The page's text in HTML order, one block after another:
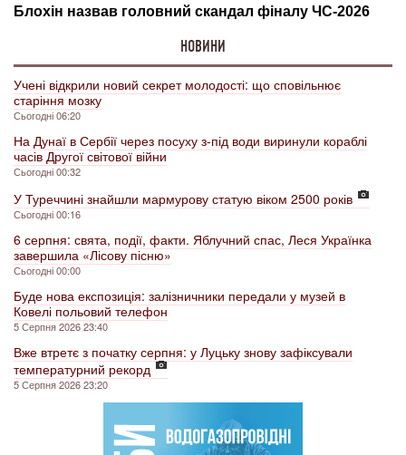
НОВИНИ
Учені відкрили новий секрет молодості: що сповільнює
старіння мозку
Сьогодні 06:20
На Дунаї в Сербії через посуху з-під води виринули кораблі
часів Другої світової війни
Сьогодні 00:32
У Туреччині знайшли мармурову статую віком 2500 років
Сьогодні 00:16
6 серпня: свята, події, факти. Яблучний спас, Леся Українка
завершила «Лісову пісню»
Сьогодні 00:00
Буде нова експозиція: залізничники передали у музей в
Ковелі польовий телефон
5 Серпня 2026 23:40
Вже втретє з початку серпня: у Луцьку знову зафіксували
температурний рекорд
5 Серпня 2026 23:20